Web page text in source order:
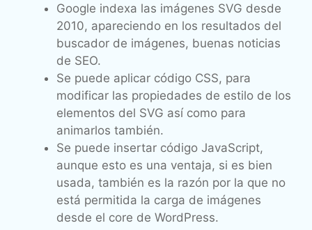
Google indexa las imágenes SVG desde
2010, apareciendo en los resultados del
buscador de imágenes, buenas noticias
de SEO.
Se puede aplicar código CSS, para
modificar las propiedades de estilo de los
elementos del SVG así como para
animarlos también.
Se puede insertar código JavaScript,
aunque esto es una ventaja, si es bien
usada, también es la razón por la que no
está permitida la carga de imágenes
desde el core de WordPress.